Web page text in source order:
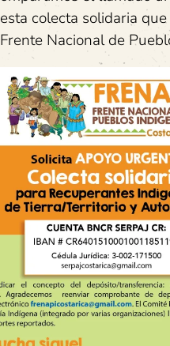
esta colecta solidaria
Frente Nacional de